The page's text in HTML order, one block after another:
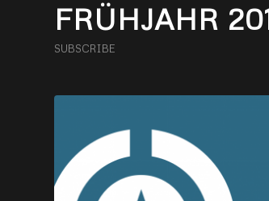
FRÜHJAHR
SUBSCRIBE